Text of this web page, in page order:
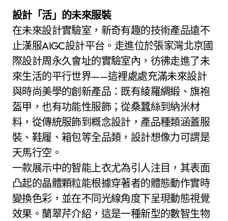
設計「活」的未來服裝
在未來設計實驗室，新奇有趣的技術產品遠不
止漢服AIGC設計平台。走進位於張家灣北京國
際設計周永久會址的實驗室內，彷彿走進了未
來生活的平行世界——這裡處處充滿未來設計
與時尚美學的創新產品：既有綾羅綢緞、旗袍
盔甲，也有功能性服飾；從桑蠶絲到納米材
料，從傳統服飾到概念設計，產品種類涵蓋服
裝、鞋履、箱包等全品類，設計想像力可謂是
天馬行空。
一款展示中的智能上衣尤為引人注目，其表面
凸起的晶體顆粒能根據穿著者的體態動作實時
變換色彩，並在不同光線角度下呈現動態視覺
效果。蘭翠芹介紹，這是一種新型的數智生物